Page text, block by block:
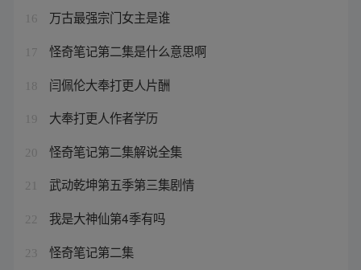
16 万古最强宗门女主是谁
17 怪奇笔记第二集是什么意思啊
18 闫佩伦大奉打更人片酬
19 大奉打更人作者学历
20 怪奇笔记第二集解说全集
21 武动乾坤第五季第三集剧情
22 我是大神仙第4季有吗
23 怪奇笔记第二集